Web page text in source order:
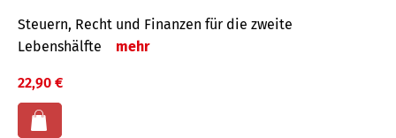
Steuern, Recht und Finanzen für die zweite
Lebenshälfte
mehr
22,90 €